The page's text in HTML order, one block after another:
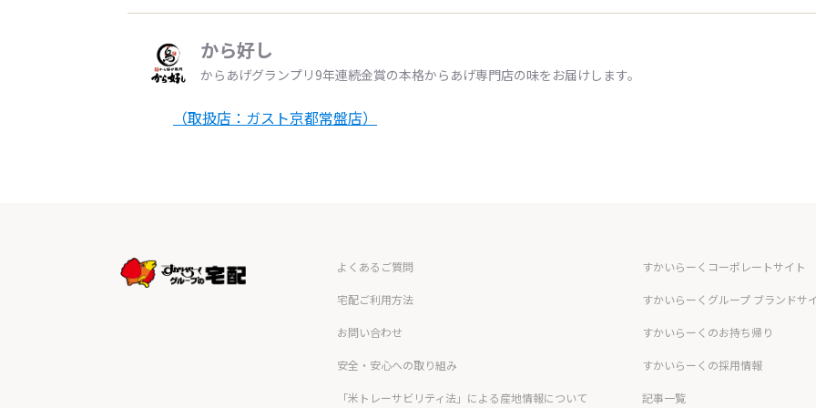
から好し
からあげグランプリ9年連続金賞の本格からあげ専門店の味をお届けします。
（取扱店：ガスト京都常盤店）
よくあるご質問
宅配ご利用方法
お問い合わせ
安全・安心への取り組み
「米トレーサビリティ法」による産地情報について
すかいらーくコーポレートサイト
すかいらーくグループ ブランドサ
すかいらーくのお持ち帰り
すかいらーくの採用情報
記事一覧